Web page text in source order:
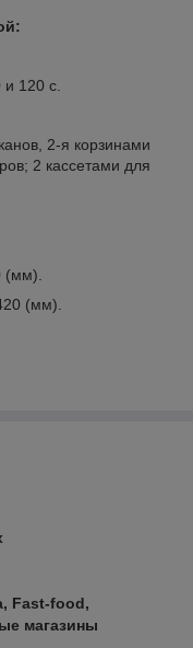
120 с.
2-я корзинами
2 кассетами для
(мм).
(мм).
Fast-food,
магазины